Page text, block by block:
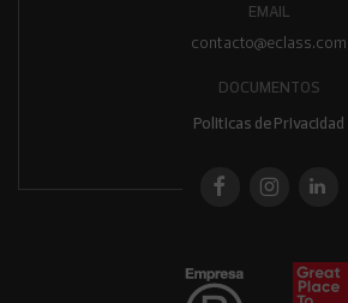
EMAIL
contacto@eclass.com
DOCUMENTOS
Politicas de Privacidad